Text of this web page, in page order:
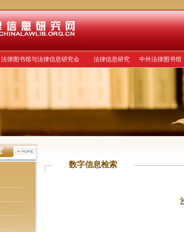
法律图书馆与法律信息研究会 法律信息研究 中外法律图书馆
数字信息检索